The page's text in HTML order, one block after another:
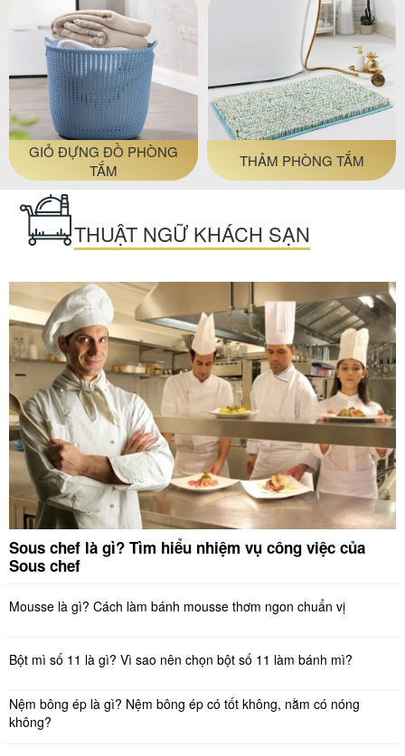
GIỎ ĐỰNG ĐỒ PHÒNG
TẮM
THẢM PHÒNG TẮM
THUẬT NGỮ KHÁCH SẠN
Sous chef là gì? Tìm hiểu nhiệm vụ công việc của
Sous chef
Mousse là gì? Cách làm bánh mousse thơm ngon chuẩn vị
Bột mì số 11 là gì? Vì sao nên chọn bột số 11 làm bánh mì?
Nệm bông ép là gì? Nệm bông ép có tốt không, nằm có nóng
không?